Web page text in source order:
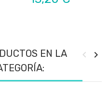
EN LA